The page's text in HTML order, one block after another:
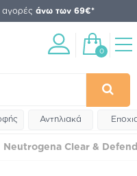
αγορές άνω των 69€*
0
Αντηλιακά
Neutrogena Clear &